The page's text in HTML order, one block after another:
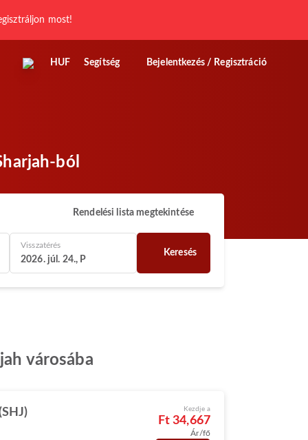
most!
HUF Segítség Bejelentkezés / Regisztráció
ból
Rendelési lista megtekintése
Visszatérés
2026. júl. 24., P
Keresés
városába
Kezdje a
Ft 34,667
Ár/fő